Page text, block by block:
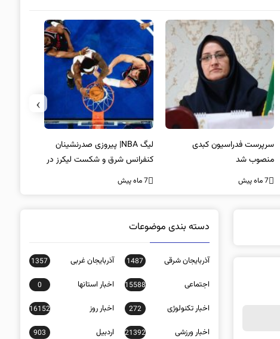
سرپرست فدراسیون کبدی
منصوب شد
7 ماه پیش
لیگ NBA| پیروزی صدرنشینان
کنفرانس شرق و شکست لیکرز در
غیاب جیمز
7 ماه پیش
›
دسته بندی موضوعات
آذربایجان شرقی 1487 آذربایجان غربی 1357
اجتماعی 15588 اخبار استانها 0
اخبار تکنولوژی 272 اخبار روز 16152
اخبار ورزشی 21392 اردبیل 903